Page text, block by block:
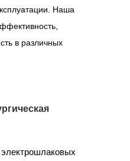
Наша
в различных